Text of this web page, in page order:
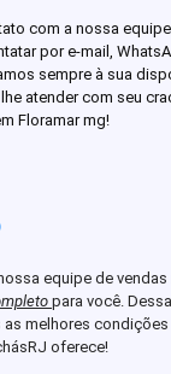
com a nossa
por e-mail,
sempre à sua
atender com seu
Floramar mg!
equipe de vendas
para você.
as melhores
oferece!